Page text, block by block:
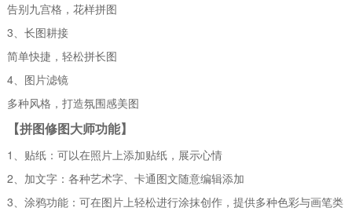
告别九宫格，花样拼图
3、长图耕接
简单快捷，轻松拼长图
4、图片滤镜
多种风格，打造氛围感美图
【拼图修图大师功能】
1、贴纸：可以在照片上添加贴纸，展示心情
2、加文字：各种艺术字、卡通图文随意编辑添加
3、涂鸦功能：可在图片上轻松进行涂抹创作，提供多种色彩与画笔类